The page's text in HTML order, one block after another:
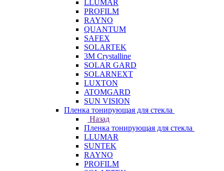
LLUMAR
PROFILM
RAYNO
QUANTUM
SAFEX
SOLARTEK
3M Crystalline
SOLAR GARD
SOLARNEXT
LUXTON
ATOMGARD
SUN VISION
Пленка тонирующая для стекла
Назад
Пленка тонирующая для стекла
LLUMAR
SUNTEK
RAYNO
PROFILM